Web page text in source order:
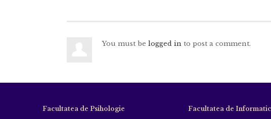
You must be logged in to post a comment.
Facultatea de Psihologie Facultatea de